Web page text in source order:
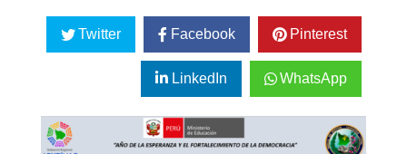
Twitter Facebook Pinterest
LinkedIn WhatsApp